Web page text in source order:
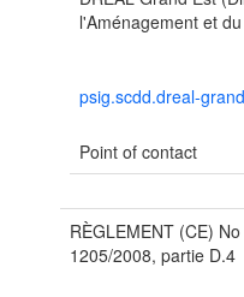
l'Aménagement et
psig.scdd.dreal-
Point of contact
RÈGLEMENT (CE) No
1205/2008, partie D.4